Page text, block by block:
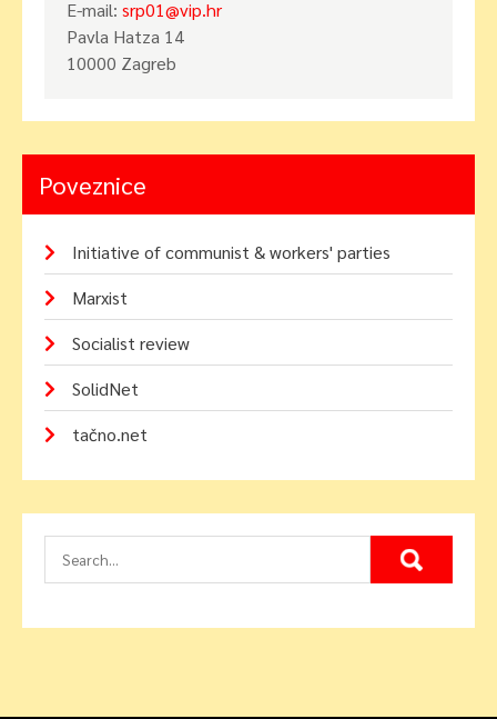
E-mail: srp01@vip.hr
Pavla Hatza 14
10000 Zagreb
Poveznice
Initiative of communist & workers' parties
Marxist
Socialist review
SolidNet
tačno.net